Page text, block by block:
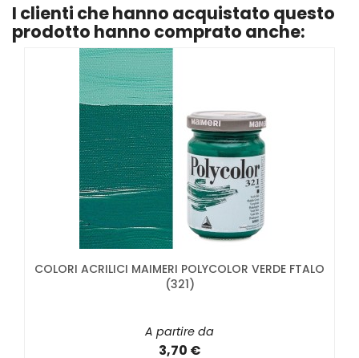
I clienti che hanno acquistato questo
prodotto hanno comprato anche:
COLORI ACRILICI MAIMERI POLYCOLOR VERDE FTALO
(321)
A partire da
3,70 €